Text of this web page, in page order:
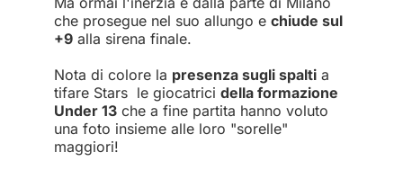
che prosegue nel suo allungo e chiude sul
+9 alla sirena finale.
Nota di colore la presenza sugli spalti a
tifare Stars le giocatrici della formazione
Under 13 che a fine partita hanno voluto
una foto insieme alle loro "sorelle"
maggiori!